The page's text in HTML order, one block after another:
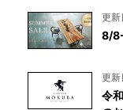
更
8/
更新
令